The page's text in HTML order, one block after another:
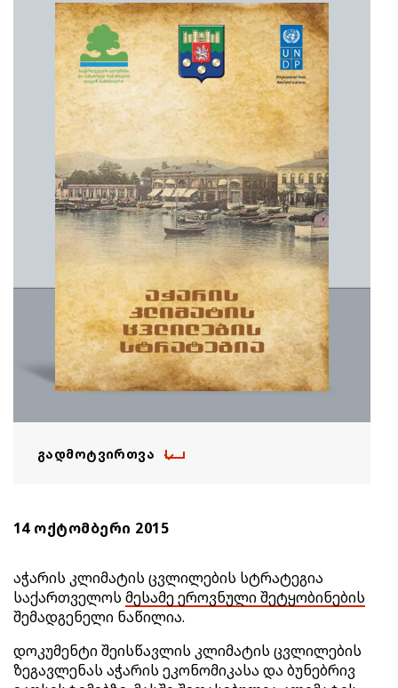
ᲒᲐᲓᲛᲝᲢᲕᲘᲠᲗᲕᲐ
14 ᲝᲥᲢᲝᲛᲑᲔᲠᲘ 2015
აჭარის კლიმატის ცვლილების სტრატეგია
საქართველოს მესამე ეროვნული შეტყობინების
შემადგენელი ნაწილია.
დოკუმენტი შეისწავლის კლიმატის ცვლილების
ზეგავლენას აჭარის ეკონომიკასა და ბუნებრივ